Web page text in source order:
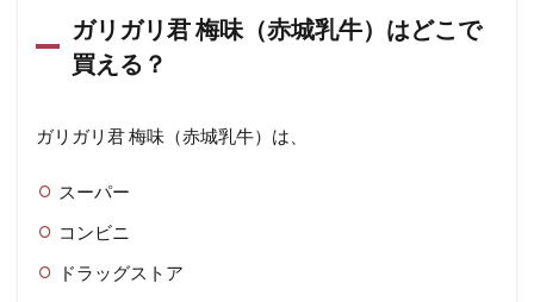
ガリガリ君 梅味（赤城乳牛）はどこで
買える？
ガリガリ君 梅味（赤城乳牛）は、
スーパー
コンビニ
ドラッグストア